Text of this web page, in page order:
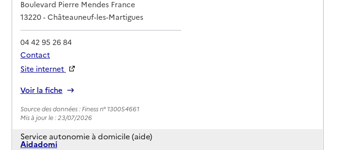
Adresse
Boulevard Pierre Mendes France
13220-Châteauneuf-les-Martigues
04 42 95 26 84
Contact
Site internet
Voir la fiche
Source des données : Finess n° 130054661
Mis à jour le : 23/07/2026
Service autonomie à domicile (aide)
Aidadomi